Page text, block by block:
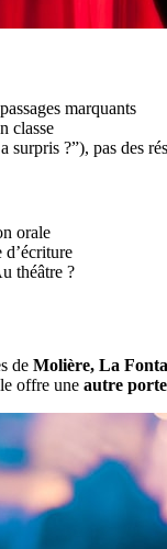
marquants
classe
surpris ?”), pas des
orale
théâtre ?
de Molière, La
offre une autre